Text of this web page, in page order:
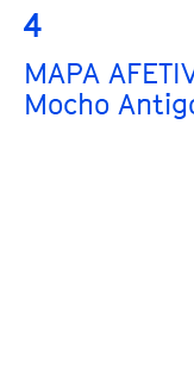
4
MAPA
Mocho